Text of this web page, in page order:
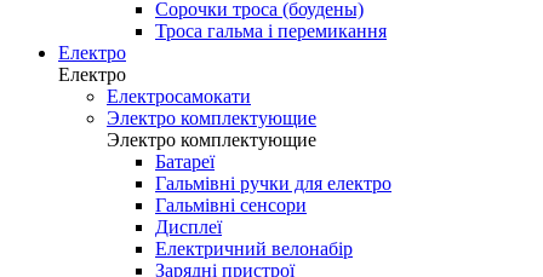
Сорочки троса (боудены)
Троса гальма і перемикання
Електро
Електро
Електросамокати
Электро комплектующие
Электро комплектующие
Батареї
Гальмівні ручки для електро
Гальмівні сенсори
Дисплеї
Електричний велонабір
Зарядні пристрої